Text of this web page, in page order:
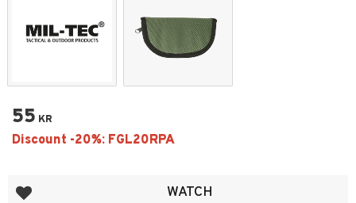
55 KR
Add to favorites WATCH